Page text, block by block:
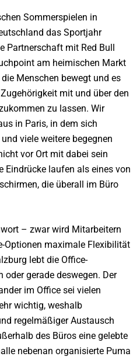
Sommerspielen in
das Sportjahr
Partnerschaft mit Red Bull
am heimischen Markt
Menschen bewegt und es
mit und über den
zu lassen. Wir
in Paris, in dem sich
viele weitere begegnen
vor Ort mit dabei sein
Eindrücke laufen als eines von
die überall im Büro
– zwar wird Mitarbeitern
Optionen maximale Flexibilität
lebt die Office-
gerade deswegen. Der
im Office sei vielen
wichtig, weshalb
regelmäßiger Austausch
des Büros eine gelebte
nebenan organisierte Puma